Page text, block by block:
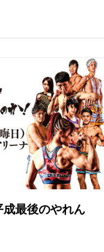
最後のやれん